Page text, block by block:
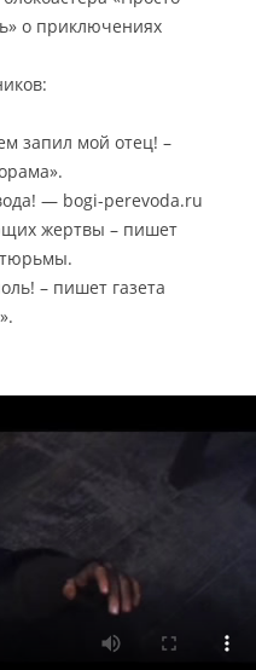
о приключениях
запил мой отец! –
— bogi-perevoda.ru
жертвы – пишет
тюрьмы.
– пишет газета